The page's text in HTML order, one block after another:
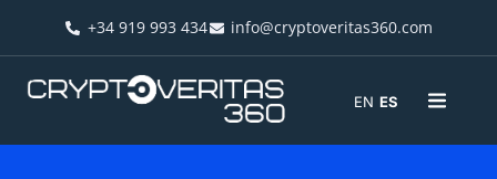
+34 919 993 434 info@cryptoveritas360.com
EN ES